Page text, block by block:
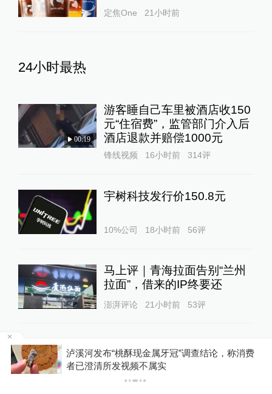
定焦One 21小时前
24小时最热
00:19
游客睡自己车里被酒店收150
元“住宿费”，监管部门介入后
酒店退款并赔偿1000元
锋线视频 16小时前 314评
宇树科技发行价150.8元
10%公司 18小时前 56评
马上评｜青海拉面告别“兰州
拉面”，借来的IP终要还
澎湃评论 21小时前 53评
“兰州拉面”多地改名“青海拉
面”？青海省拉面产业行业协
会：青海人开的店自愿报名，
泸溪河发布“桃酥现金属牙冠”调查结论，称消费
者已澄清所发视频不属实